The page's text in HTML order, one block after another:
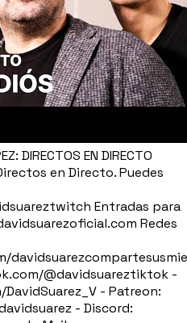
DIRECTOS EN DIRECTO
en Directo. Puedes
Entradas para
Redes
@davidsuareztiktok -
- Patreon:
- Discord: